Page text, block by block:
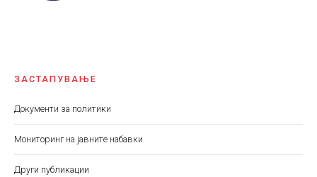
ЗАСТАПУВАЊЕ
Документи за политики
Мониторинг на јавните набавки
Други публикации